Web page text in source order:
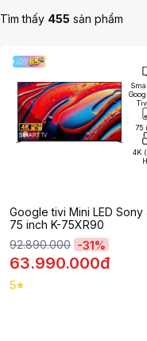
Tìm thấy 455 sản phẩm
75
4K
Google tivi Mini LED Sony
75 inch K-75XR90
92.890.000 -31%
63.990.000đ
5